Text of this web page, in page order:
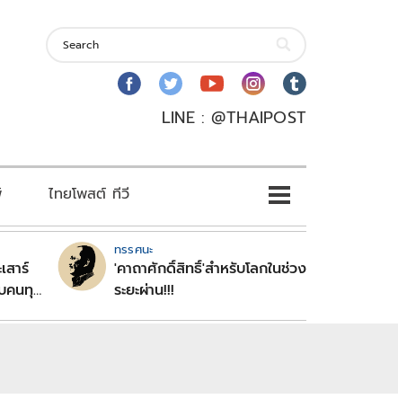
LINE : @THAIPOST
ไทยโพสต์ ทีวี
าร์
คนทุก
ทรรศนะ
'คาถาศักดิ์สิทธิ์'สำหรับโลกในช่วง
ระยะผ่าน!!!